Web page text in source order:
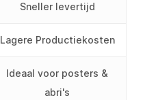
Sneller levertijd
Lagere Productiekosten
Ideaal voor posters &
abri's